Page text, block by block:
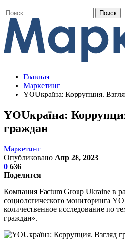
Главная
Маркетинг
YOUкраїна: Коррупция.
YOUкраїна:
граждан
Маркетинг
Опубликовано Апр 28, 2023
0 636
Поделится
Компания Factum Group Ukraine в
социологического мониторинга
количественное исследование по
граждан».